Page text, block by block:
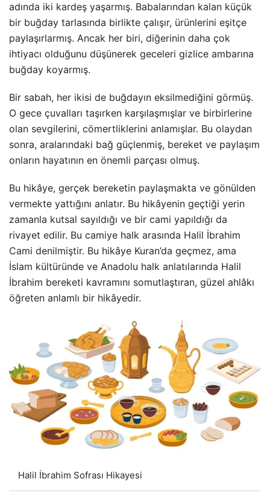
adında iki kardeş yaşarmış. Babalarından kalan küçük
bir buğday tarlasında birlikte çalışır, ürünlerini eşitçe
paylaşırlarmış. Ancak her biri, diğerinin daha çok
ihtiyacı olduğunu düşünerek geceleri gizlice ambarına
buğday koyarmış.
Bir sabah, her ikisi de buğdayın eksilmediğini görmüş.
O gece çuvalları taşırken karşılaşmışlar ve birbirlerine
olan sevgilerini, cömertliklerini anlamışlar. Bu olaydan
sonra, aralarındaki bağ güçlenmiş, bereket ve paylaşım
onların hayatının en önemli parçası olmuş.
Bu hikâye, gerçek bereketin paylaşmakta ve gönülden
vermekte yattığını anlatır. Bu hikâyenin geçtiği yerin
zamanla kutsal sayıldığı ve bir cami yapıldığı da
rivayet edilir. Bu camiye halk arasında Halil İbrahim
Cami denilmiştir. Bu hikâye Kuran’da geçmez, ama
İslam kültüründe ve Anadolu halk anlatılarında Halil
İbrahim bereketi kavramını somutlaştıran, güzel ahlâkı
öğreten anlamlı bir hikâyedir.
Halil İbrahim Sofrası Hikayesi